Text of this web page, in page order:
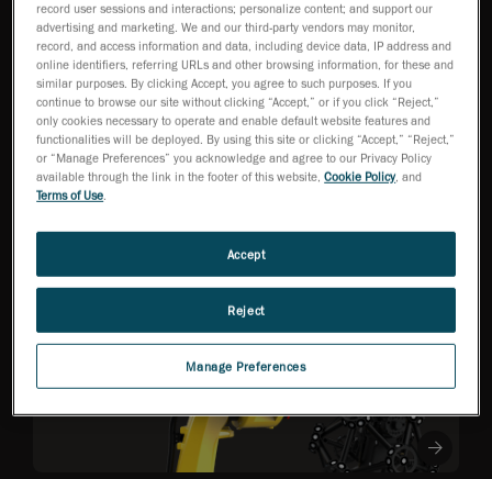
Our Products제품 소개
강력한 계측 기술을 통해 어려운 측정 과제
를 해결합니다
HandySCAN 3D
EVO 시리즈TM
NEW
작업 효율성을 극
3D 스캐너
R-Series
record user sessions and interactions; personalize content; and support our
advertising and marketing. We and our third-party vendors may monitor,
record, and access information and data, including device data, IP address and
online identifiers, referring URLs and other browsing information, for these and
similar purposes. By clicking Accept, you agree to such purposes. If you
continue to browse our site without clicking “Accept,” or if you click “Reject,”
only cookies necessary to operate and enable default website features and
functionalities will be deployed. By using this site or clicking “Accept,” “Reject,”
or “Manage Preferences” you acknowledge and agree to our Privacy Policy
available through the link in the footer of this website,Cookie Policy, and
Terms of Use.
Manage Preferences
Reject
Accept